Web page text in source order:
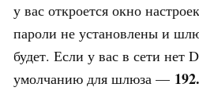
у вас откроется окно
пароли не установлены и
будет. Если у вас в сети нет
умолчанию для шлюза —